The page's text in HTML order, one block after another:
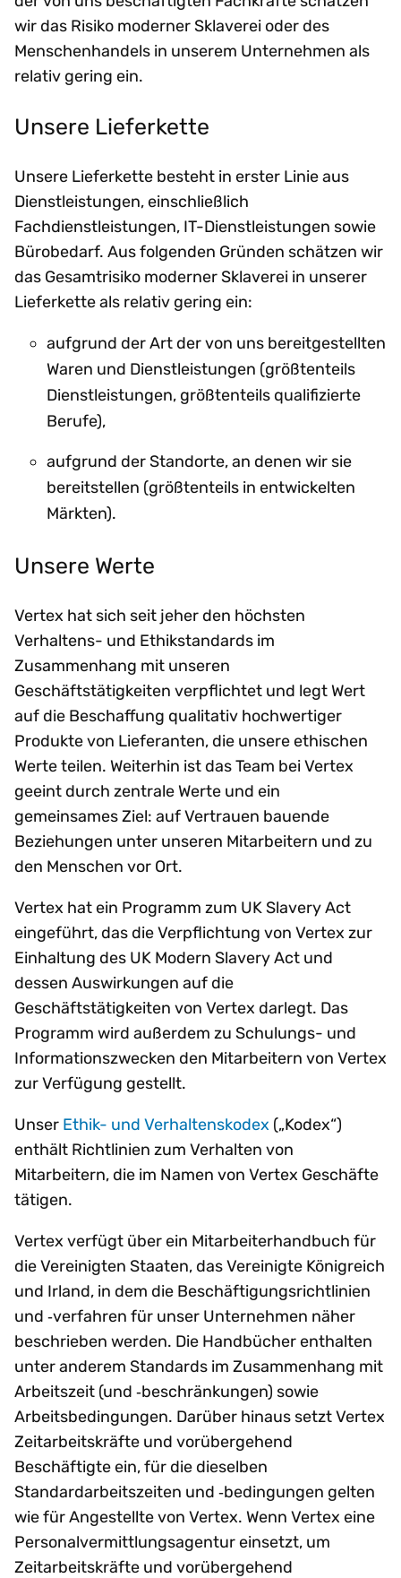
wir das Risiko moderner Sklaverei oder des
Menschenhandels in unserem Unternehmen als
relativ gering ein.
Unsere Lieferkette
Unsere Lieferkette besteht in erster Linie aus
Dienstleistungen, einschließlich
Fachdienstleistungen, IT-Dienstleistungen sowie
Bürobedarf. Aus folgenden Gründen schätzen wir
das Gesamtrisiko moderner Sklaverei in unserer
Lieferkette als relativ gering ein:
aufgrund der Art der von uns bereitgestellten
Waren und Dienstleistungen (größtenteils
Dienstleistungen, größtenteils qualifizierte
Berufe),
aufgrund der Standorte, an denen wir sie
bereitstellen (größtenteils in entwickelten
Märkten).
Unsere Werte
Vertex hat sich seit jeher den höchsten
Verhaltens- und Ethikstandards im
Zusammenhang mit unseren
Geschäftstätigkeiten verpflichtet und legt Wert
auf die Beschaffung qualitativ hochwertiger
Produkte von Lieferanten, die unsere ethischen
Werte teilen. Weiterhin ist das Team bei Vertex
geeint durch zentrale Werte und ein
gemeinsames Ziel: auf Vertrauen bauende
Beziehungen unter unseren Mitarbeitern und zu
den Menschen vor Ort.
Vertex hat ein Programm zum UK Slavery Act
eingeführt, das die Verpflichtung von Vertex zur
Einhaltung des UK Modern Slavery Act und
dessen Auswirkungen auf die
Geschäftstätigkeiten von Vertex darlegt. Das
Programm wird außerdem zu Schulungs- und
Informationszwecken den Mitarbeitern von Vertex
zur Verfügung gestellt.
Unser Ethik- und Verhaltenskodex („Kodex“)
enthält Richtlinien zum Verhalten von
Mitarbeitern, die im Namen von Vertex Geschäfte
tätigen.
Vertex verfügt über ein Mitarbeiterhandbuch für
die Vereinigten Staaten, das Vereinigte Königreich
und Irland, in dem die Beschäftigungsrichtlinien
und ‑verfahren für unser Unternehmen näher
beschrieben werden. Die Handbücher enthalten
unter anderem Standards im Zusammenhang mit
Arbeitszeit (und ‑beschränkungen) sowie
Arbeitsbedingungen. Darüber hinaus setzt Vertex
Zeitarbeitskräfte und vorübergehend
Beschäftigte ein, für die dieselben
Standardarbeitszeiten und ‑bedingungen gelten
wie für Angestellte von Vertex. Wenn Vertex eine
Personalvermittlungsagentur einsetzt, um
Zeitarbeitskräfte und vorübergehend